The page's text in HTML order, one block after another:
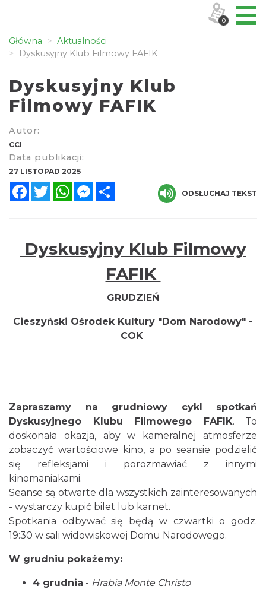
Główna
Aktualności
Dyskusyjny Klub Filmowy FAFIK
Dyskusyjny Klub
Filmowy FAFIK
Autor:
CCI
Data publikacji:
27 LISTOPAD 2025
FacebookTwitterWhatsAppMessenger
ODSŁUCHAJ TEKST
Dyskusyjny Klub Filmowy
FAFIK
GRUDZIEŃ
Cieszyński Ośrodek Kultury "Dom Narodowy" -
COK
Zapraszamy na grudniowy cykl spotkań
Dyskusyjnego Klubu Filmowego FAFIK. To
doskonała okazja, aby w kameralnej atmosferze
zobaczyć wartościowe kino, a po seansie podzielić
się refleksjami i porozmawiać z innymi
kinomaniakami.
Seanse są otwarte dla wszystkich zainteresowanych
- wystarczy kupić bilet lub karnet.
Spotkania odbywać się będą w czwartki o godz.
19:30 w sali widowiskowej Domu Narodowego.
W grudniu pokażemy:
4 grudnia - Hrabia Monte Christo
0